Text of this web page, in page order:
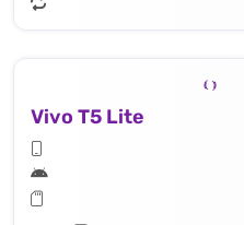
Vivo T5 Lite